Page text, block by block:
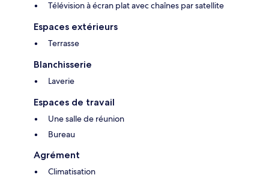
Télévision à écran plat avec chaînes par satellite
Espaces extérieurs
Terrasse
Blanchisserie
Laverie
Espaces de travail
Une salle de réunion
Bureau
Agrément
Climatisation